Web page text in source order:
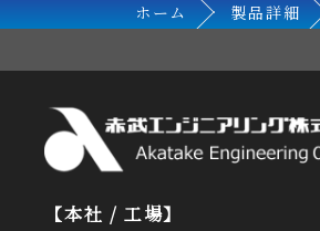
ホーム 製品詳細
【本社 / 工場】